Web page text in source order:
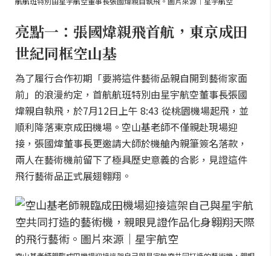
亮點一：張國煒親飛首航，東京成田
世紀同框空山基
為了履行合作初期「要將這件藝術品親自開到藝術家面
前」的浪漫約定，首航航班特別由星宇航空董事長張國
煒親自執飛，於7月12日上午 8:43 從桃園機場起飛，並
順利降落東京成田機場。空山基老師不僅親赴現場迎
接，張國煒董事長更邀請大師於機艙內親筆簽名落款，
兩人在藝術機前留下了極具歷史意義的合影，見證這件
飛行藝術品正式展翅翱翔。